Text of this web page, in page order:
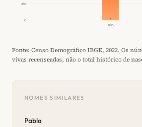
0
250
1990
Fonte: Censo Demográfico IBGE, 2022. Os
vivas recenseadas, não o total histórico de
NOMES SIMILARES
Pabla